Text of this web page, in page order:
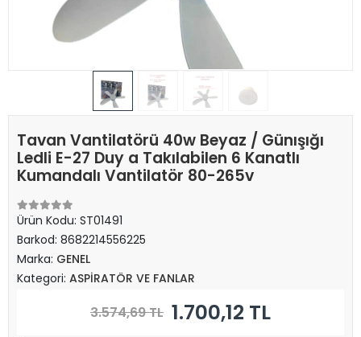
Tavan Vantilatörü 40w Beyaz / Günışığı
Ledli E-27 Duy a Takılabilen 6 Kanatlı
Kumandalı Vantilatör 80-265v
Ürün Kodu: ST01491
Barkod: 8682214556225
Marka: GENEL
Kategori: ASPİRATÖR VE FANLAR
3.574,69 TL 1.700,12 TL